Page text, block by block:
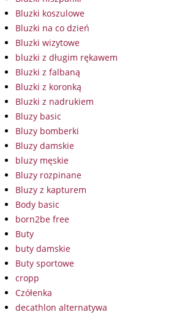
Bluzki koszulowe
Bluzki na co dzień
Bluzki wizytowe
bluzki z długim rękawem
Bluzki z falbaną
Bluzki z koronką
Bluzki z nadrukiem
Bluzy basic
Bluzy bomberki
Bluzy damskie
bluzy męskie
Bluzy rozpinane
Bluzy z kapturem
Body basic
born2be free
Buty
buty damskie
Buty sportowe
cropp
Czółenka
decathlon alternatywa